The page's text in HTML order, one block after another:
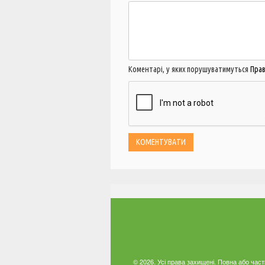
Коментарі, у яких порушуватимуться
© 2026. Усі права захищені. Повна або